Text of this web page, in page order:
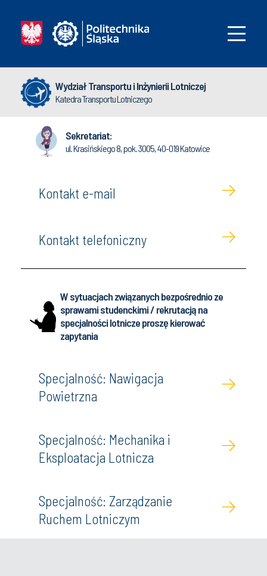
Wydział Transportu i Inżynierii Lotniczej
Katedra Transportu Lotniczego
Sekretariat:
ul. Krasińskiego 8, pok. 3005, 40-019 Katowice
Kontakt e-mail
Kontakt telefoniczny
W sytuacjach związanych bezpośrednio ze
sprawami studenckimi / rekrutacją na
specjalności lotnicze proszę kierować
zapytania
Specjalność: Nawigacja
Powietrzna
Specjalność: Mechanika i
Eksploatacja Lotnicza
Specjalność: Zarządzanie
Ruchem Lotniczym